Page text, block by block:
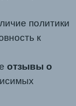
политики
к
отзывы о